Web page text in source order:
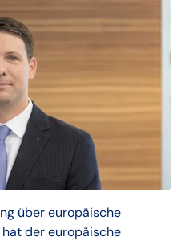
über europäische
der europäische